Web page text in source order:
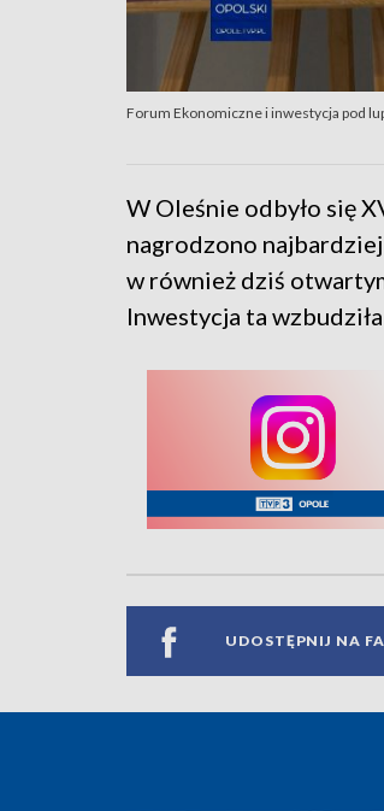
Forum Ekonomiczne i inwestycja pod
W Oleśnie odbyło się
nagrodzono
w również dziś
Inwestycja ta
UDOSTĘPNIJ NA